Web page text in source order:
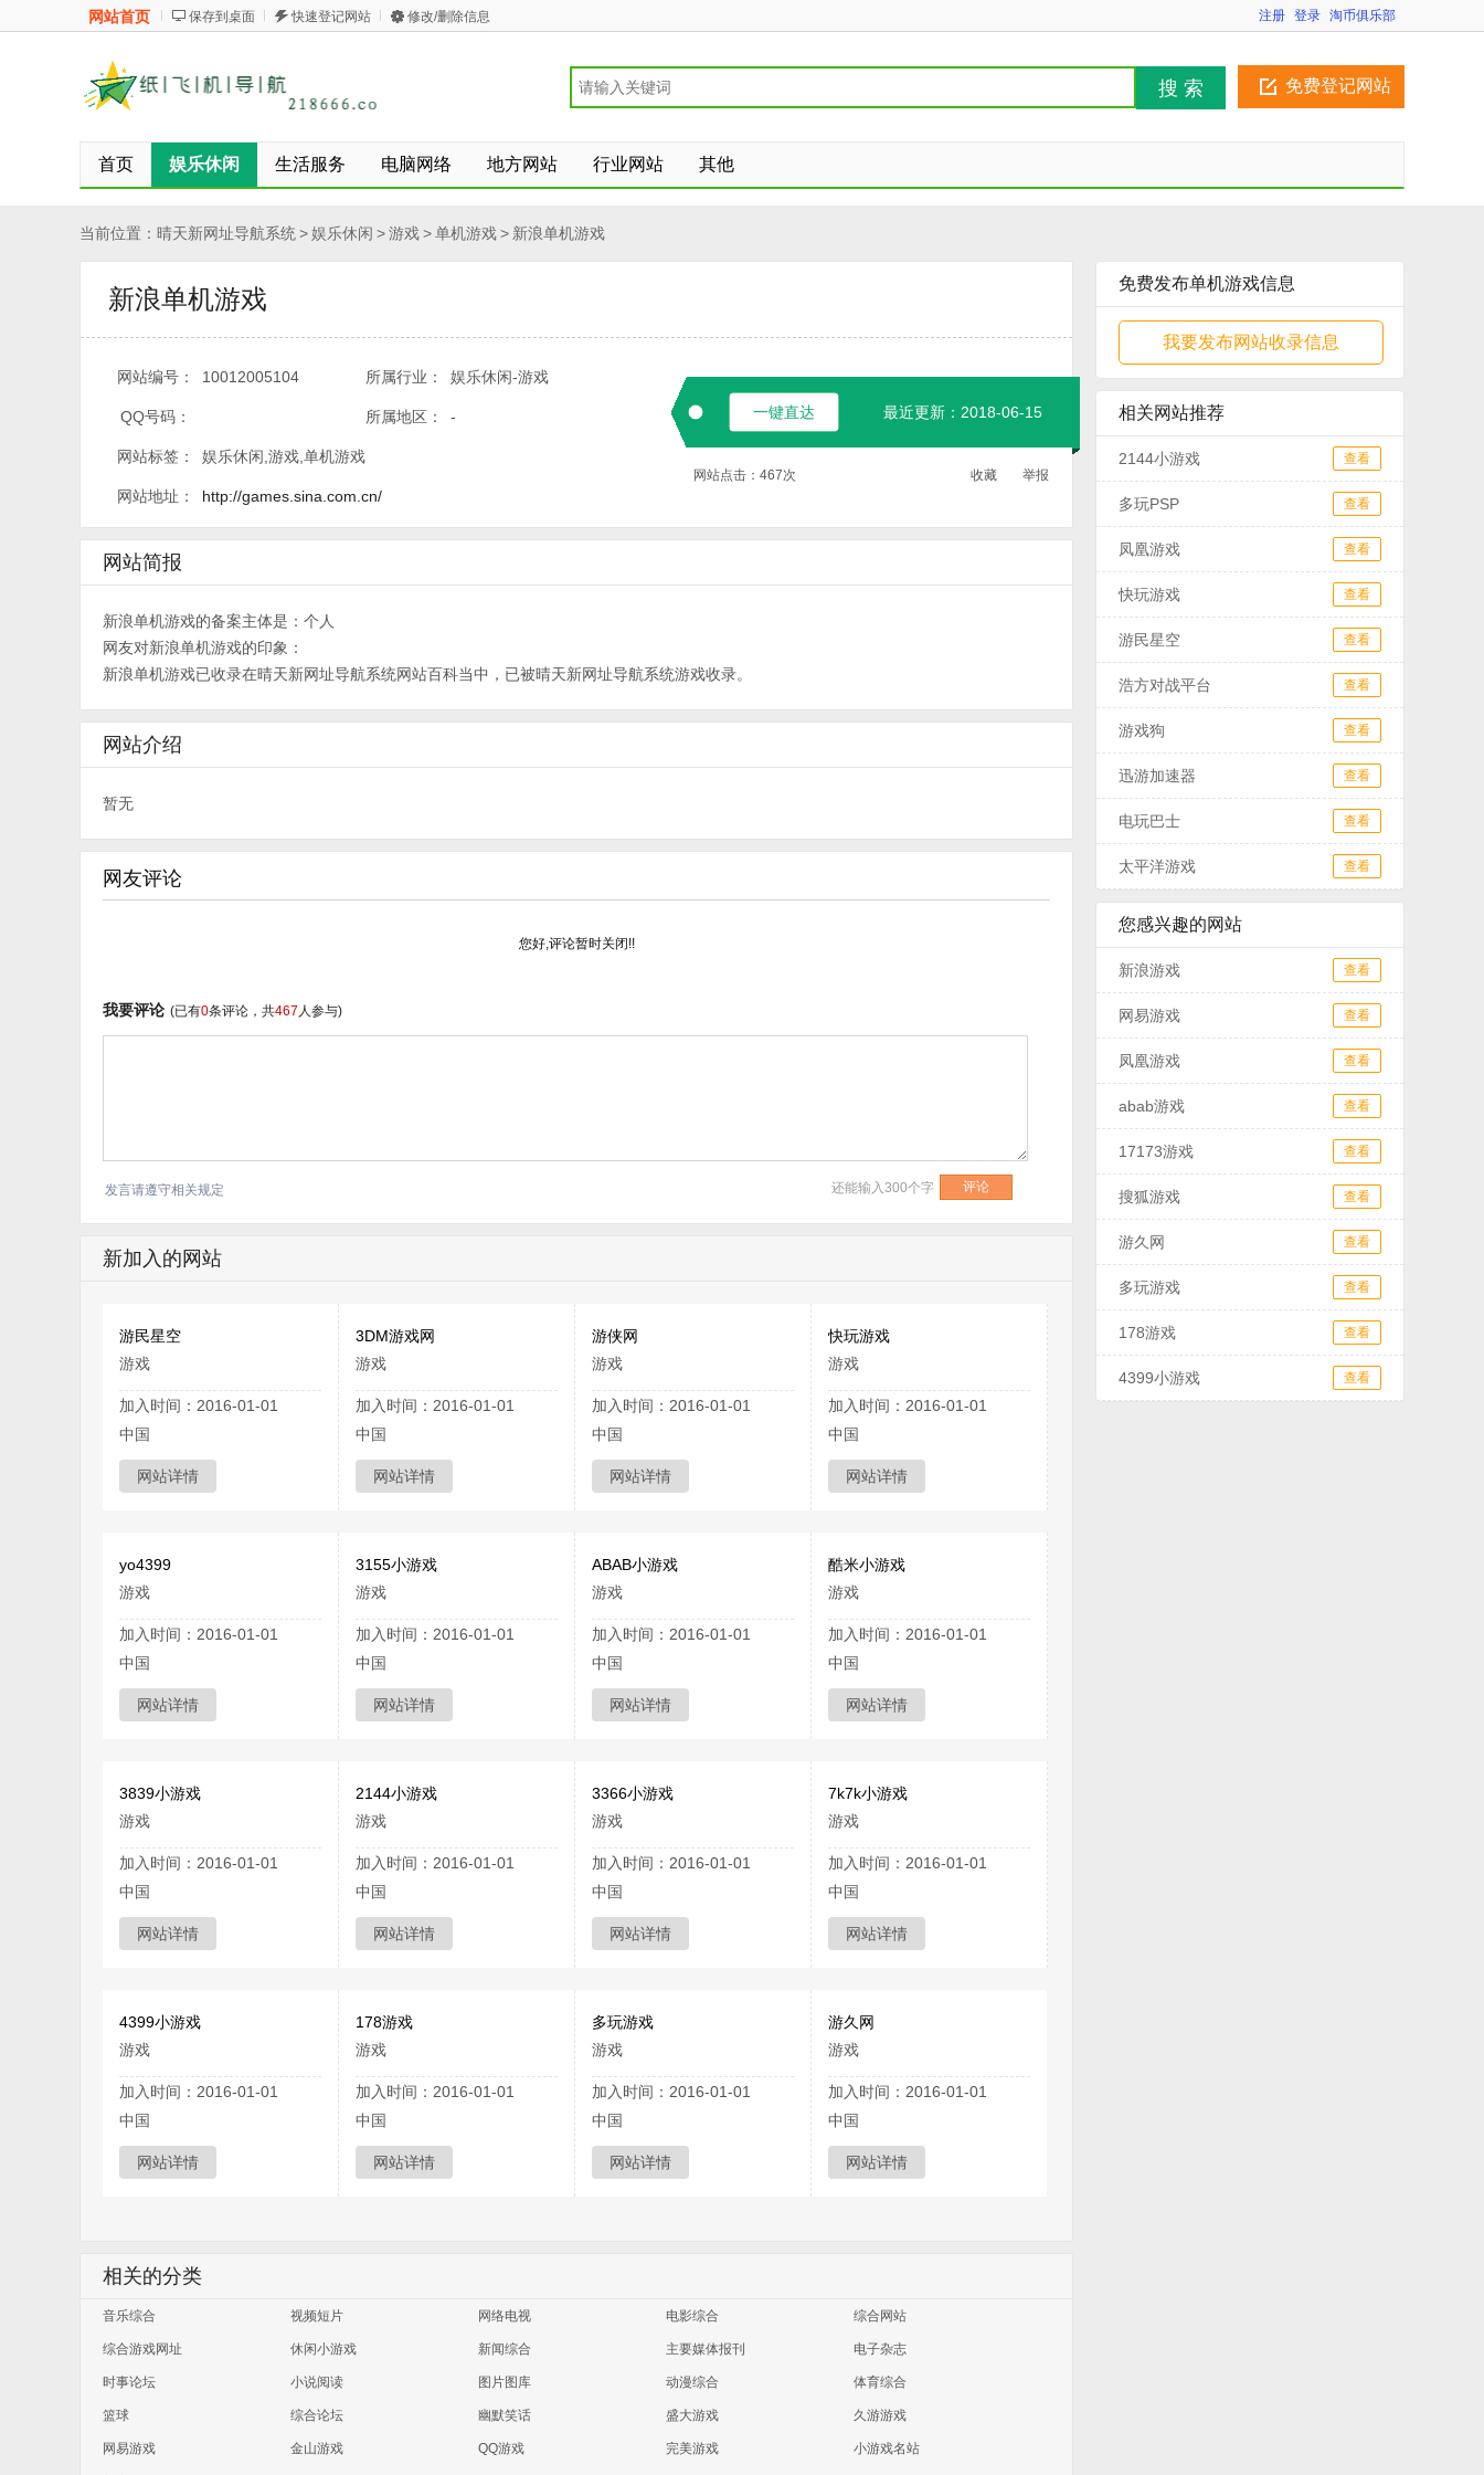
网站首页 保存到桌面 快速登记网站 修改/删除信息 注册 登录 淘币俱乐部
免费登记网站
搜 索
首页 娱乐休闲 生活服务 电脑网络 地方网站 行业网站 其他
当前位置： 晴天新网址导航系统 >娱乐休闲 >游戏>单机游戏> 新浪单机游戏
新浪单机游戏
网站编号： 10012005104 所属行业： 娱乐休闲-游戏
QQ号码： 所属地区： -
网站标签： 娱乐休闲,游戏,单机游戏
网站地址： http://games.sina.com.cn/
一键直达 最近更新：2018-06-15
网站点击： 467次 收藏 举报
网站简报
新浪单机游戏的备案主体是：个人
网友对新浪单机游戏的印象：
新浪单机游戏已收录在晴天新网址导航系统网站百科当中，已被晴天新网址导航系统游戏收录。
网站介绍
暂无
网友评论
您好,评论暂时关闭!!
我要评论 (已有0条评论，共467 人参与)
发言请遵守相关规定 还能输入300个字
新加入的网站
游民星空
游戏
加入时间：2016-01-01
中国
网站详情
3DM游戏网
游戏
加入时间：2016-01-01
中国
网站详情
游侠网
游戏
加入时间：2016-01-01
中国
网站详情
快玩游戏
游戏
加入时间：2016-01-01
中国
网站详情
yo4399
游戏
加入时间：2016-01-01
中国
网站详情
3155小游戏
游戏
加入时间：2016-01-01
中国
网站详情
ABAB小游戏
游戏
加入时间：2016-01-01
中国
网站详情
酷米小游戏
游戏
加入时间：2016-01-01
中国
网站详情
3839小游戏
游戏
加入时间：2016-01-01
中国
网站详情
2144小游戏
游戏
加入时间：2016-01-01
中国
网站详情
3366小游戏
游戏
加入时间：2016-01-01
中国
网站详情
7k7k小游戏
游戏
加入时间：2016-01-01
中国
网站详情
4399小游戏
游戏
加入时间：2016-01-01
中国
网站详情
178游戏
游戏
加入时间：2016-01-01
中国
网站详情
多玩游戏
游戏
加入时间：2016-01-01
中国
网站详情
游久网
游戏
加入时间：2016-01-01
中国
网站详情
相关的分类
音乐综合 视频短片 网络电视 电影综合 综合网站
综合游戏网址 休闲小游戏 新闻综合 主要媒体报刊 电子杂志
时事论坛 小说阅读 图片图库 动漫综合 体育综合
篮球 综合论坛 幽默笑话 盛大游戏 久游游戏
网易游戏 金山游戏 QQ游戏 完美游戏 小游戏名站
免费发布单机游戏信息
我要发布网站收录信息
相关网站推荐
2144小游戏 查看
多玩PSP 查看
凤凰游戏 查看
快玩游戏 查看
游民星空 查看
浩方对战平台 查看
游戏狗 查看
迅游加速器 查看
电玩巴士 查看
太平洋游戏 查看
您感兴趣的网站
新浪游戏 查看
网易游戏 查看
凤凰游戏 查看
abab游戏 查看
17173游戏 查看
搜狐游戏 查看
游久网 查看
多玩游戏 查看
178游戏 查看
4399小游戏 查看